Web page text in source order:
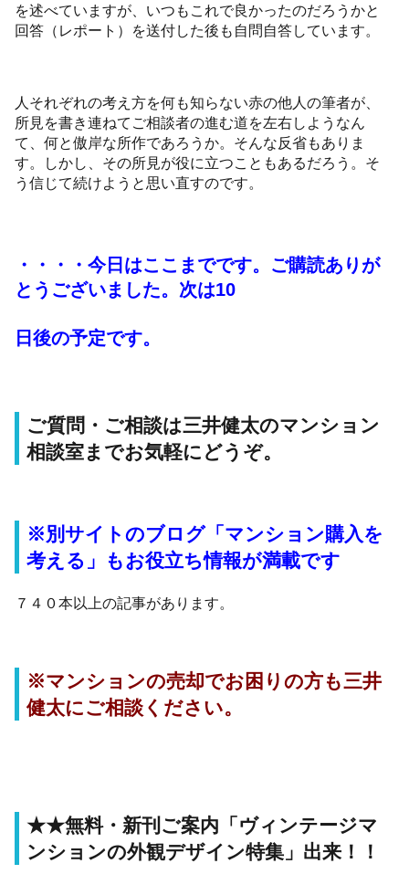
を述べていますが、いつもこれで良かったのだろうかと
回答（レポート）を送付した後も自問自答しています。
人それぞれの考え方を何も知らない赤の他人の筆者が、
所見を書き連ねてご相談者の進む道を左右しようなん
て、何と傲岸な所作であろうか。そんな反省もありま
す。しかし、その所見が役に立つこともあるだろう。そ
う信じて続けようと思い直すのです。
・・・・今日はここまでです。ご購読ありが
とうございました。次は10
日後の予定です。
ご質問・ご相談は三井健太のマンション
相談室までお気軽にどうぞ。
※別サイトのブログ「マンション購入を
考える」もお役立ち情報が満載です
７４０本以上の記事があります。
※マンションの売却でお困りの方も三井
健太にご相談ください。
★★無料・新刊ご案内「ヴィンテージマ
ンションの外観デザイン特集」出来！！